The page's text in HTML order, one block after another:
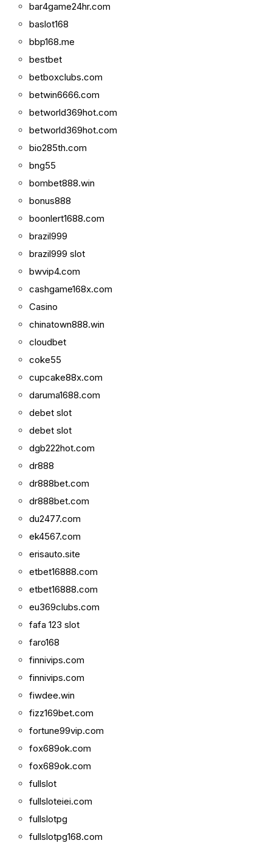
bar4game24hr.com
baslot168
bbp168.me
bestbet
betboxclubs.com
betwin6666.com
betworld369hot.com
betworld369hot.com
bio285th.com
bng55
bombet888.win
bonus888
boonlert1688.com
brazil999
brazil999 slot
bwvip4.com
cashgame168x.com
Casino
chinatown888.win
cloudbet
coke55
cupcake88x.com
daruma1688.com
debet slot
debet slot
dgb222hot.com
dr888
dr888bet.com
dr888bet.com
du2477.com
ek4567.com
erisauto.site
etbet16888.com
etbet16888.com
eu369clubs.com
fafa 123 slot
faro168
finnivips.com
finnivips.com
fiwdee.win
fizz169bet.com
fortune99vip.com
fox689ok.com
fox689ok.com
fullslot
fullsloteiei.com
fullslotpg
fullslotpg168.com